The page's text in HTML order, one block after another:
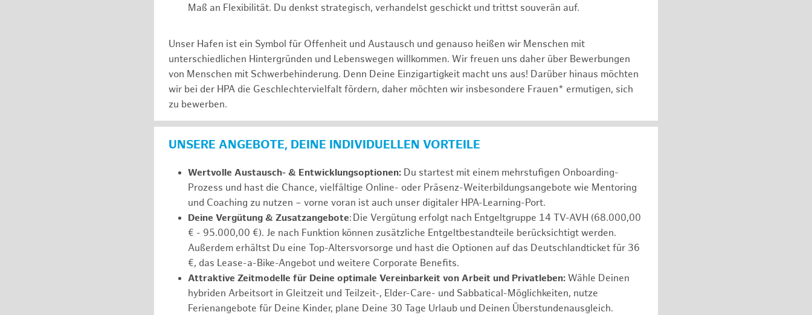
Maß an Flexibilität. Du denkst strategisch, verhandelst geschickt und trittst souverän auf.
Unser Hafen ist ein Symbol für Offenheit und Austausch und genauso heißen wir Menschen mit
unterschiedlichen Hintergründen und Lebenswegen willkommen. Wir freuen uns daher über Bewerbungen
von Menschen mit Schwerbehinderung. Denn Deine Einzigartigkeit macht uns aus! Darüber hinaus möchten
wir bei der HPA die Geschlechtervielfalt fördern, daher möchten wir insbesondere Frauen* ermutigen, sich
zu bewerben.
UNSERE ANGEBOTE, DEINE INDIVIDUELLEN VORTEILE
Wertvolle Austausch- & Entwicklungsoptionen: Du startest mit einem mehrstufigen Onboarding-
Prozess und hast die Chance, vielfältige Online- oder Präsenz-Weiterbildungsangebote wie Mentoring
und Coaching zu nutzen – vorne voran ist auch unser digitaler HPA-Learning-Port.
Deine Vergütung & Zusatzangebote: Die Vergütung erfolgt nach Entgeltgruppe 14 TV-AVH (68.000,00
€ - 95.000,00 €). Je nach Funktion können zusätzliche Entgeltbestandteile berücksichtigt werden.
Außerdem erhältst Du eine Top-Altersvorsorge und hast die Optionen auf das Deutschlandticket für 36
€, das Lease-a-Bike-Angebot und weitere Corporate Benefits.
Attraktive Zeitmodelle für Deine optimale Vereinbarkeit von Arbeit und Privatleben: Wähle Deinen
hybriden Arbeitsort in Gleitzeit und Teilzeit-, Elder-Care- und Sabbatical-Möglichkeiten, nutze
Ferienangebote für Deine Kinder, plane Deine 30 Tage Urlaub und Deinen Überstundenausgleich.